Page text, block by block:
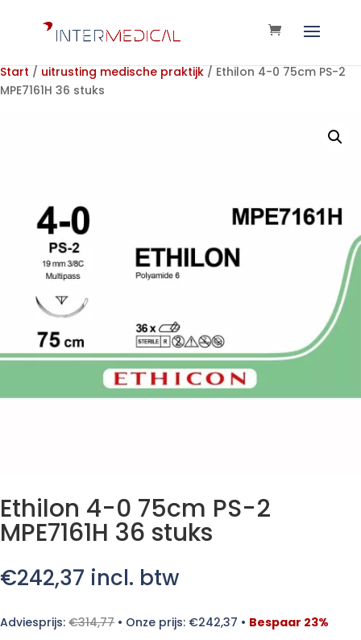
Start / uitrusting medische praktijk / Ethilon 4-0 75cm PS-2
MPE7161H 36 stuks
Ethilon 4-0 75cm PS-2
MPE7161H 36 stuks
€242,37 incl. btw
Adviesprijs: €314,77 • Onze prijs: €242,37 • Bespaar 23%